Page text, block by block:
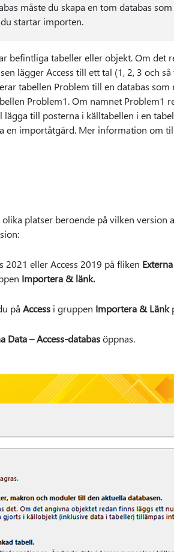
måste du skapa en tom databas
startar importen.
befintliga tabeller eller objekt. Om det
lägger Access till ett tal (1, 2, 3 och
tabellen Problem till en databas som
Problem1. Om namnet Problem1
till posterna i källtabellen i en
en importåtgärd. Mer information om
platser beroende på vilken version
2021 eller Access 2019 på fliken
Importera & länk.
på Accessi gruppen Importera & Länk
Data – Access-databasöppnas.